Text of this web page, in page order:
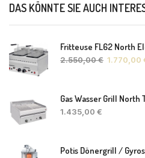
DAS KÖNNTE SIE AUCH
2.550,00€ 1.770,00
Gas Wasser Grill North
1.435,00 €